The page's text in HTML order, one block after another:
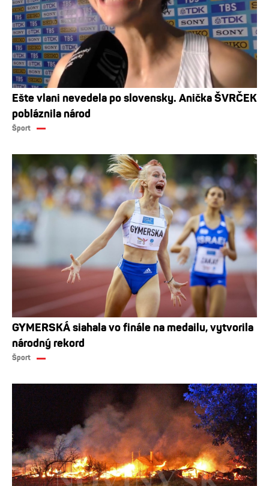
Ešte vlani nevedela po slovensky. Anička ŠVRČEK
pobláznila národ
Šport
GYMERSKÁ siahala vo finále na medailu, vytvorila
národný rekord
Šport